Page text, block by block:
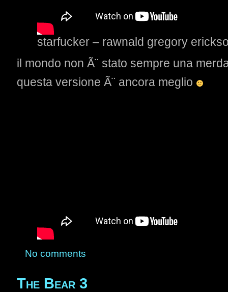
starfucker – rawnald gregory
il mondo non Ã¨ stato sempre una
questa versione Ã¨ ancora meglio
No comments
The Bear 3